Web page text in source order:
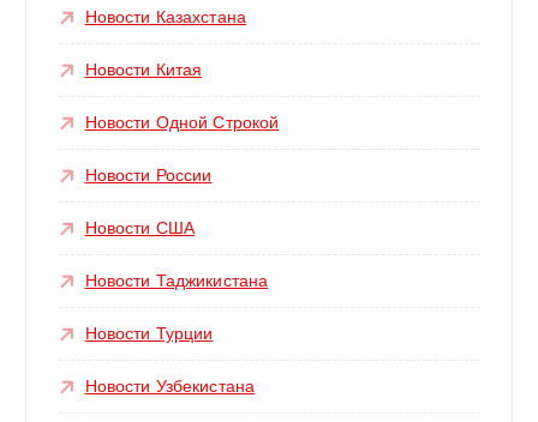
Новости Казахстана
Новости Китая
Новости Одной Строкой
Новости России
Новости США
Новости Таджикистана
Новости Турции
Новости Узбекистана